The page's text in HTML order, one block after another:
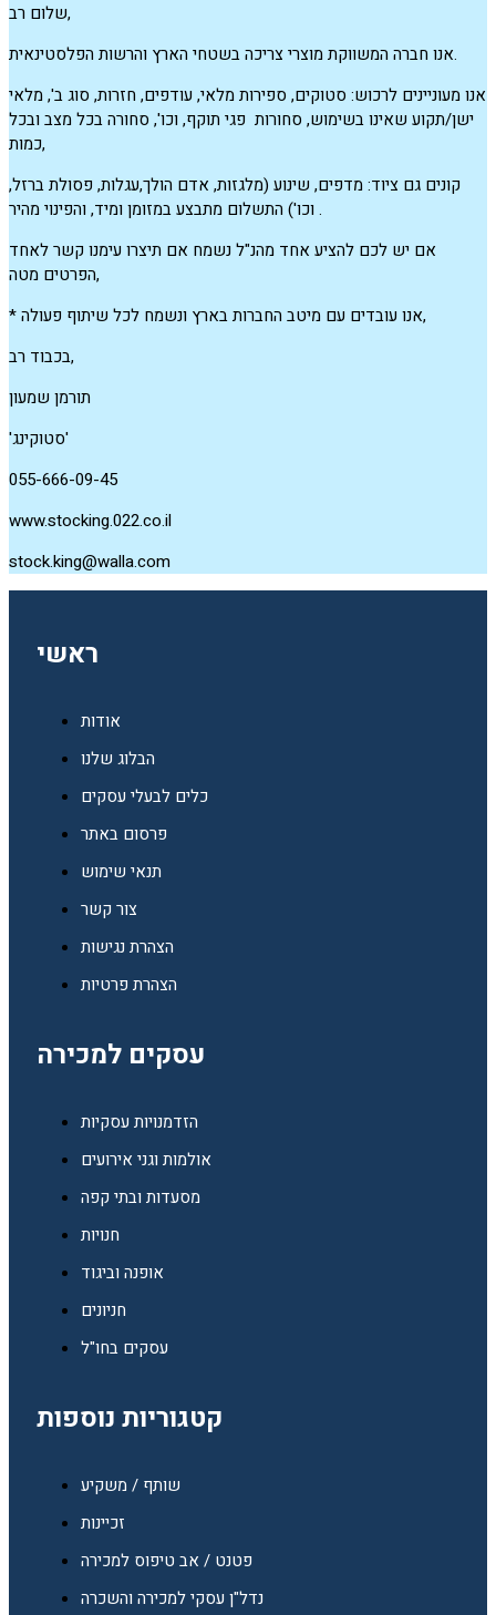
שלום רב,
אנו חברה המשווקת מוצרי צריכה בשטחי הארץ והרשות הפלסטינאית.
אנו מעוניינים לרכוש: סטוקים, ספירות מלאי, עודפים, חזרות, סוג ב', מלאי
ישן/תקוע שאינו בשימוש, סחורות פגי תוקף, וכו', סחורה בכל מצב ובכל
כמות,
קונים גם ציוד: מדפים, שינוע (מלגזות, אדם הולך,עגלות, פסולת ברזל,
וכו') התשלום מתבצע במזומן ומיד, והפינוי מהיר .
אם יש לכם להציע אחד מהנ"ל נשמח אם תיצרו עימנו קשר לאחד
הפרטים מטה,
* אנו עובדים עם מיטב החברות בארץ ונשמח לכל שיתוף פעולה,
בכבוד רב,
תורמן שמעון
'סטוקינג'
055-666-09-45
www.stocking.022.co.il
stock.king@walla.com
ראשי
אודות
הבלוג שלנו
כלים לבעלי עסקים
פרסום באתר
תנאי שימוש
צור קשר
הצהרת נגישות
הצהרת פרטיות
עסקים למכירה
הזדמנויות עסקיות
אולמות וגני אירועים
מסעדות ובתי קפה
חנויות
אופנה וביגוד
חניונים
עסקים בחו"ל
קטגוריות נוספות
שותף / משקיע
זכיינות
פטנט / אב טיפוס למכירה
נדל"ן עסקי למכירה והשכרה